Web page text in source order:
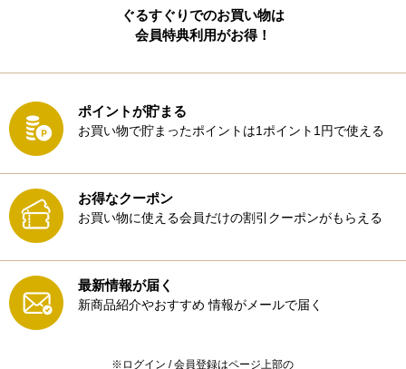
ぐるすぐりでのお買い物は
会員特典利用がお得！
ポイントが貯まる
お買い物で貯まったポイントは1ポイント1円で使える
お得なクーポン
お買い物に使える会員だけの割引クーポンがもらえる
最新情報が届く
新商品紹介やおすすめ 情報がメールで届く
※ログイン / 会員登録はページ上部の